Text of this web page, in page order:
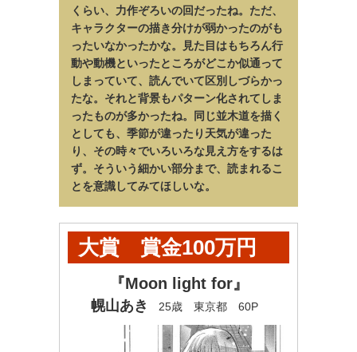
くらい、力作ぞろいの回だったね。ただ、
キャラクターの描き分けが弱かったのがも
ったいなかったかな。見た目はもちろん行
動や動機といったところがどこか似通って
しまっていて、読んでいて区別しづらかっ
たな。それと背景もパターン化されてしま
ったものが多かったね。同じ並木道を描く
としても、季節が違ったり天気が違った
り、その時々でいろいろな見え方をするは
ず。そういう細かい部分まで、読まれるこ
とを意識してみてほしいな。
大賞 賞金100万円
+ヤンマガ奨学金60万
『Moon light for』
幌山あき 25歳 東京都 60P